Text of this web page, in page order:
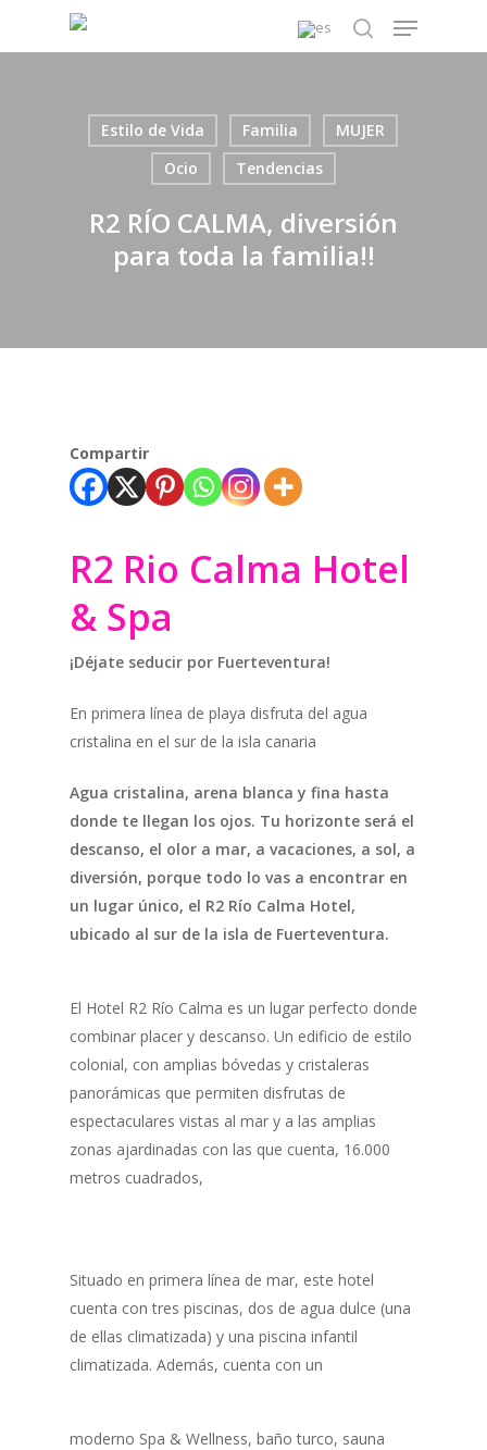
search
Menu
Estilo de Vida Familia
MUJER
Ocio
Tendencias
R2 RÍO CALMA, diversión
para toda la familia!!
Compartir
R2 Rio Calma Hotel
& Spa
¡Déjate seducir por Fuerteventura!
En primera línea de playa disfruta del agua
cristalina en el sur de la isla canaria
Agua cristalina, arena blanca y fina hasta
donde te llegan los ojos. Tu horizonte será el
descanso, el olor a mar, a vacaciones, a sol, a
diversión, porque todo lo vas a encontrar en
un lugar único, el R2 Río Calma Hotel,
ubicado al sur de la isla de Fuerteventura.
El Hotel R2 Río Calma es un lugar perfecto donde
combinar placer y descanso. Un edificio de estilo
colonial, con amplias bóvedas y cristaleras
panorámicas que permiten disfrutas de
espectaculares vistas al mar y a las amplias
zonas ajardinadas con las que cuenta, 16.000
metros cuadrados,
Situado en primera línea de mar, este hotel
cuenta con tres piscinas, dos de agua dulce (una
de ellas climatizada) y una piscina infantil
climatizada. Además, cuenta con un
moderno Spa & Wellness, baño turco, sauna